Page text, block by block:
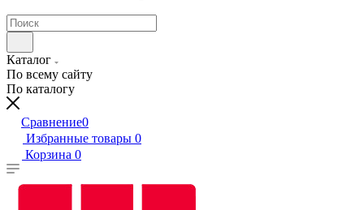
Каталог
По всему сайту
По каталогу
Сравнение0
Избранные товары 0
Корзина 0